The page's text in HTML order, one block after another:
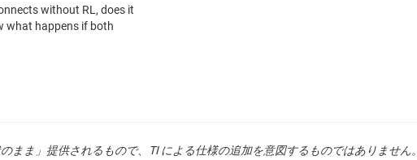
まま」提供されるもので、TI による仕様の追加を意図するものではありません。